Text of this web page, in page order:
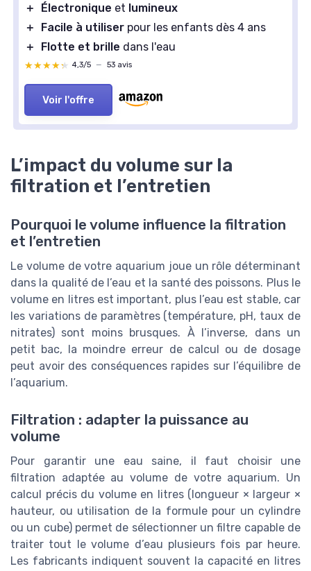
＋
Électronique et lumineux
＋
Facile à utiliser pour les enfants dès 4 ans
＋
Flotte et brille dans l'eau
★★★★★
★★★★★ 4,3/5 — 53 avis
Voir l'offre
L’impact du volume sur la
filtration et l’entretien
Pourquoi le volume influence la filtration
et l’entretien
Le volume de votre aquarium joue un rôle déterminant
dans la qualité de l’eau et la santé des poissons. Plus le
volume en litres est important, plus l’eau est stable, car
les variations de paramètres (température, pH, taux de
nitrates) sont moins brusques. À l’inverse, dans un
petit bac, la moindre erreur de calcul ou de dosage
peut avoir des conséquences rapides sur l’équilibre de
l’aquarium.
Filtration : adapter la puissance au
volume
Pour garantir une eau saine, il faut choisir une
filtration adaptée au volume de votre aquarium. Un
calcul précis du volume en litres (longueur × largeur ×
hauteur, ou utilisation de la formule pour un cylindre
ou un cube) permet de sélectionner un filtre capable de
traiter tout le volume d’eau plusieurs fois par heure.
Les fabricants indiquent souvent la capacité en litres